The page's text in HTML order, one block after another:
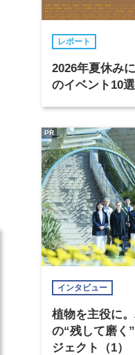
レポート
2026年夏休み
のイベント10
インタビュー
植物を主役に
の“残して磨く
ジェクト（1）
PR